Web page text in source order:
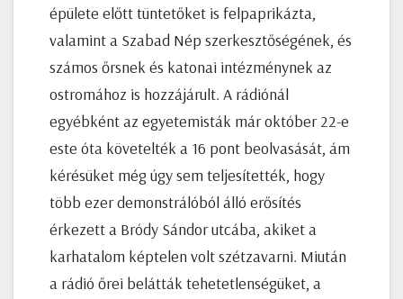
épülete előtt tüntetőket is felpaprikázta,
valamint a Szabad Nép szerkesztőségének, és
számos őrsnek és katonai intézménynek az
ostromához is hozzájárult. A rádiónál
egyébként az egyetemisták már október 22-e
este óta követelték a 16 pont beolvasását, ám
kérésüket még úgy sem teljesítették, hogy
több ezer demonstrálóból álló erősítés
érkezett a Bródy Sándor utcába, akiket a
karhatalom képtelen volt szétzavarni. Miután
a rádió őrei belátták tehetetlenségüket, a